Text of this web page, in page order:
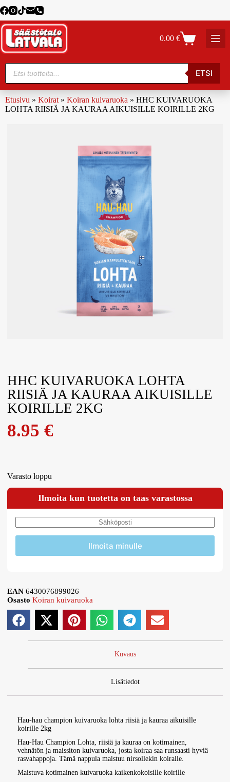
0.00€
ETSI
Etusivu » Koirat » Koiran kuivaruoka » HHC KUIVARUOKA
LOHTA RIISIÄ JA KAURAA AIKUISILLE KOIRILLE 2KG
HHC KUIVARUOKA LOHTA
RIISIÄ JA KAURAA AIKUISILLE
KOIRILLE 2KG
8.95€
Varasto loppu
Ilmoita kun tuotetta on taas varastossa
Ilmoita minulle
EAN6430076899026
Osasto Koiran kuivaruoka
Kuvaus
Lisätiedot
Hau-hau champion kuivaruoka lohta riisiä ja kauraa aikuisille
koirille 2kg
Hau-Hau Champion Lohta, riisiä ja kauraa on kotimainen,
vehnätön ja maissiton kuivaruoka, josta koiraa saa runsaasti hyviä
rasvahappoja. Tämä nappula maistuu nirsollekin koiralle.
Maistuva kotimainen kuivaruoka kaikenkokoisille koirille